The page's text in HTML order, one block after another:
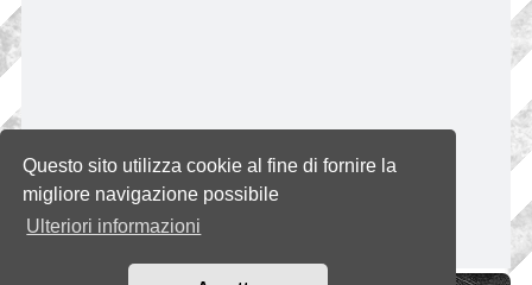
Questo sito utilizza cookie al fine di fornire la
migliore navigazione possibile
Ulteriori informazioni